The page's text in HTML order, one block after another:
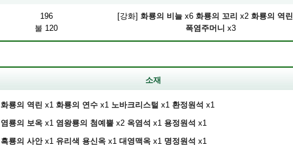
196
불 120
[강화] 화룡의 비늘 x6 화룡의 꼬리 x2 화룡의 역린
폭염주머니 x3
소재
화룡의 역린 x1 화룡의 연수 x1 노바크리스털 x1 환정원석 x1
염룡의 보옥 x1 염왕룡의 첨예뿔 x2 옥염석 x1 용정원석 x1
흑룡의 사안x1 유리색 용신옥 x1 대영맥옥 x1 명정원석 x1